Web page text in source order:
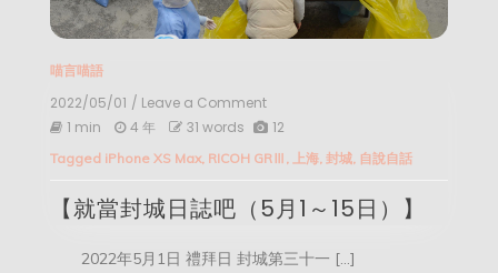
喵言喵語
2022/05/01 / Leave a Commenton
【就
封
日
誌
（5
1 min 4 年 31 words 12
Tagged iPhone XS Max, RICOH GRⅢ 上海, 封城, 自說自話
【就當封城日誌吧（5月1～15日）】
2022年5月1日 禮拜日 封城第三十一 […]